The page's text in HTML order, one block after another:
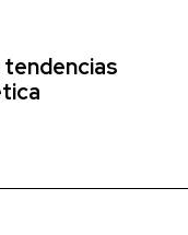
tendencias